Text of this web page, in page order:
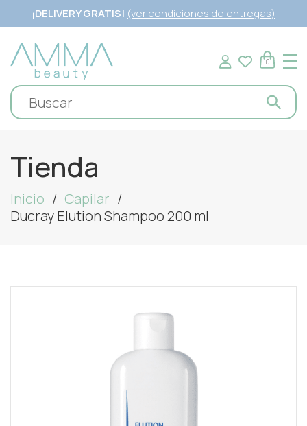
¡DELIVERY GRATIS! (ver condiciones de entregas)
0
Tienda
Inicio
Capilar
Ducray Elution Shampoo 200 ml